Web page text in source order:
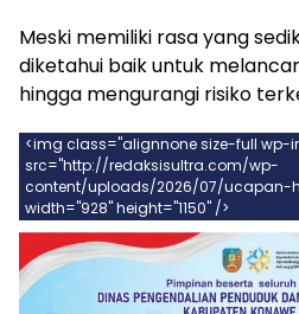
Meski memiliki rasa yang
diketahui baik untuk
hingga mengurangi risiko
<img class="alignnone size-full wp-
src="http://redaksisultra.com/wp-
content/uploads/2026/07/ucapan-
width="928" height="1150" />